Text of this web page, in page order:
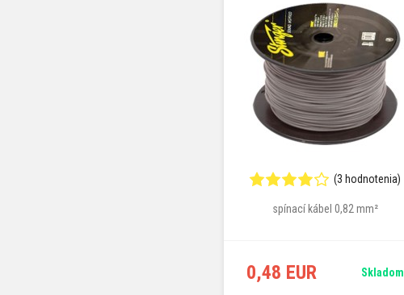
(3 hodnotenia)
spínací kábel 0,82 mm²
0,48 EUR Skladom